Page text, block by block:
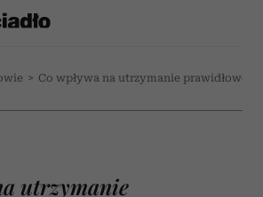
> Co wpływa na utrzymanie
utrzymanie